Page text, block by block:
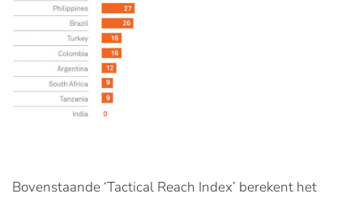
Bovenstaande ‘Tactical Reach Index’ berekent het